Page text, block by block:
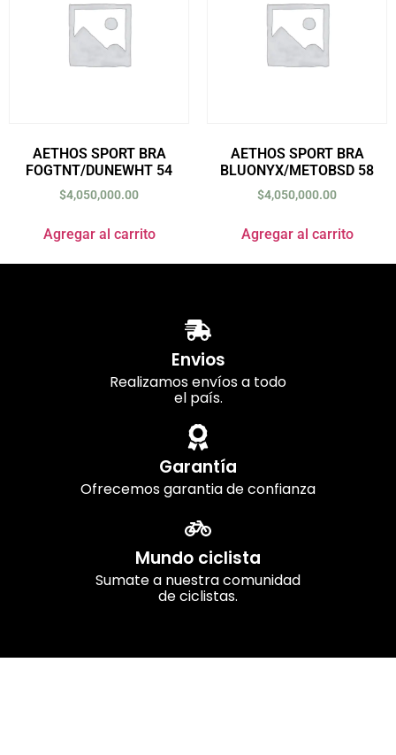
AETHOS SPORT BRA
FOGTNT/DUNEWHT 54
$4,050,000.00
Agregar al carrito
AETHOS SPORT BRA
BLUONYX/METOBSD 58
$4,050,000.00
Agregar al carrito
Envios
Realizamos envíos a todo
el país.
Garantía
Ofrecemos garantia de confianza
Mundo ciclista
Sumate a nuestra comunidad
de ciclistas.